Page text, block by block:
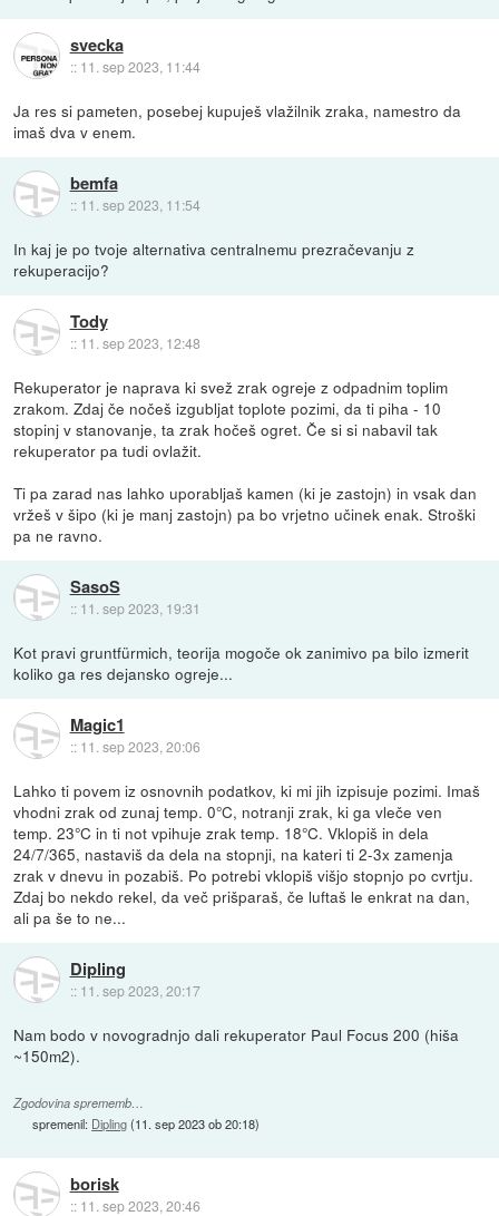
svecka
:: 11. sep 2023, 11:44
Ja res si pameten, posebej kupuješ vlažilnik zraka, namestro da
imaš dva v enem.
bemfa
:: 11. sep 2023, 11:54
In kaj je po tvoje alternativa centralnemu prezračevanju z
rekuperacijo?
Tody
:: 11. sep 2023, 12:48
Rekuperator je naprava ki svež zrak ogreje z odpadnim toplim
zrakom. Zdaj če nočeš izgubljat toplote pozimi, da ti piha - 10
stopinj v stanovanje, ta zrak hočeš ogret. Če si si nabavil tak
rekuperator pa tudi ovlažit.
Ti pa zarad nas lahko uporabljaš kamen (ki je zastojn) in vsak dan
vržeš v šipo (ki je manj zastojn) pa bo vrjetno učinek enak. Stroški
pa ne ravno.
SasoS
:: 11. sep 2023, 19:31
Kot pravi gruntfürmich, teorija mogoče ok zanimivo pa bilo izmerit
koliko ga res dejansko ogreje...
Magic1
:: 11. sep 2023, 20:06
Lahko ti povem iz osnovnih podatkov, ki mi jih izpisuje pozimi. Imaš
vhodni zrak od zunaj temp. 0°C, notranji zrak, ki ga vleče ven
temp. 23°C in ti not vpihuje zrak temp. 18°C. Vklopiš in dela
24/7/365, nastaviš da dela na stopnji, na kateri ti 2-3x zamenja
zrak v dnevu in pozabiš. Po potrebi vklopiš višjo stopnjo po cvrtju.
Zdaj bo nekdo rekel, da več prišparaš, če luftaš le enkrat na dan,
ali pa še to ne...
Dipling
:: 11. sep 2023, 20:17
Nam bodo v novogradnjo dali rekuperator Paul Focus 200 (hiša
~150m2).
Zgodovina sprememb…
spremenil: Dipling(11. sep 2023 ob 20:18)
borisk
:: 11. sep 2023, 20:46